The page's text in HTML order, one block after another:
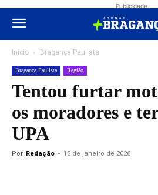
Publicidade
Início Bragança Paulista
Bragança Paulista Região
Tentou furtar
os moradores e
UPA
Por Redação - 15 de janeiro de 2026